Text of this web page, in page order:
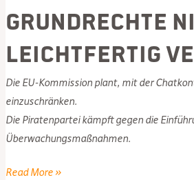
weg
Grundrechte
leichtfertig
Die EU-Kommission plant, mit der
einzuschränken.
Die Piratenpartei kämpft gegen die
Überwachungsmaßnahmen.
Chatkontrolle:
Read More »